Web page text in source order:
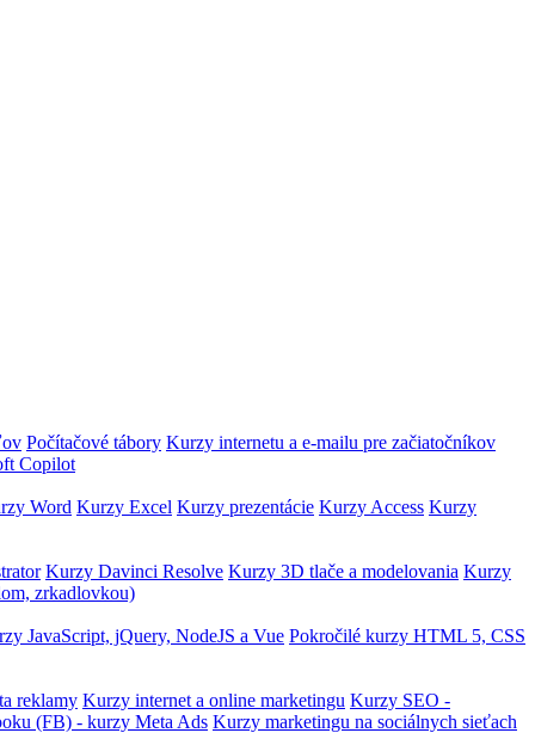
Počítačové tábory Kurzy internetu a e-mailu pre začiatočníkov
Copilot
Word Kurzy Excel Kurzy prezentácie Kurzy Access Kurzy
Kurzy Davinci Resolve Kurzy 3D tlače a modelovania Kurzy
zrkadlovkou)
JavaScript, jQuery, NodeJS a Vue Pokročilé kurzy HTML 5, CSS
reklamy Kurzy internet a online marketingu Kurzy SEO -
(FB) - kurzy Meta Ads Kurzy marketingu na sociálnych sieťach